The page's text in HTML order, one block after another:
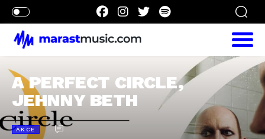
A PERFECT CIRCLE,
JEHNNY BETH
AKCE